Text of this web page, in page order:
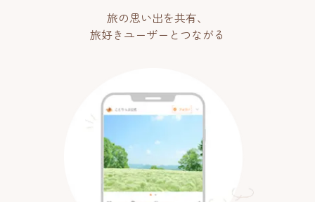
旅の思い出を共有、
旅好きユーザーとつながる